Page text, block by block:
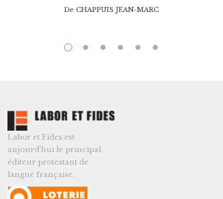
De CHAPPUIS JEAN-MARC
Labor et Fides est
aujourd’hui le principal
éditeur protestant de
langue française.